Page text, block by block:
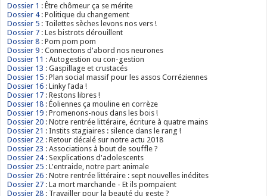
Dossier 1 : Être chômeur ça se mérite
Dossier 4: Politique du changement
Dossier 5 : Toilettes sèches levons nos vers !
Dossier 7 : Les bistrots dérouillent
Dossier 8 : Pom pom pom
Dossier 9 : Connectons d'abord nos neurones
Dossier 11 : Autogestion ou con-gestion
Dossier 13 : Gaspillage et crustacés
Dossier 15 : Plan social massif pour les assos Corréziennes
Dossier 16 : Linky fada !
Dossier 17 : Restons libres !
Dossier 18 : Éoliennes ça mouline en corrèze
Dossier 19 : Promenons-nous dans les bois !
Dossier 20 : Notre rentrée littéraire, écriture à quatre mains
Dossier 21 : Instits stagiaires : silence dans le rang !
Dossier 22 : Retour décalé sur notre actu 2018
Dossier 23 : Associations à bout de souffle ?
Dossier 24: Sexplications d'adolescents
Dossier 25 : L'entraide, notre part animale
Dossier 26 : Notre rentrée littéraire : sept nouvelles inédites
Dossier 27 : La mort marchande - Et ils pompaient
Dossier 28 : Travailler pour la beauté du geste ?